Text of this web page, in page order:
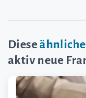
Diese
aktiv neue